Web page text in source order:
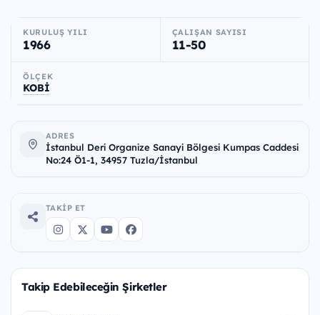
KURULUŞ YILI
1966
ÇALIŞAN SAYISI
11-50
ÖLÇEK
KOBİ
ADRES
İstanbul Deri Organize Sanayi Bölgesi Kumpas Caddesi
No:24 Ö1-1, 34957 Tuzla/İstanbul
TAKIP ET
Takip Edebileceğin Şirketler